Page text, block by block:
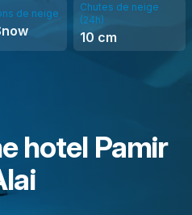
de neige
Chutes de neige
(24h)
10 cm
hotel Pamir